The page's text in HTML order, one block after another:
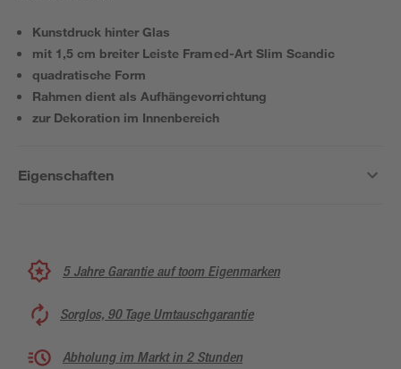
Kunstdruck hinter Glas
mit 1,5 cm breiter Leiste Framed-Art Slim Scandic
quadratische Form
Rahmen dient als Aufhängevorrichtung
zur Dekoration im Innenbereich
Eigenschaften
5 Jahre Garantie auf toom Eigenmarken
Sorglos, 90 Tage Umtauschgarantie
Abholung im Markt in 2 Stunden